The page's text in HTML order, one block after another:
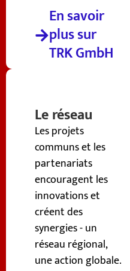
En savoir
plus sur
TRK GmbH
Le réseau
Les projets
communs et les
partenariats
encouragent les
innovations et
créent des
synergies - un
réseau régional,
une action globale.